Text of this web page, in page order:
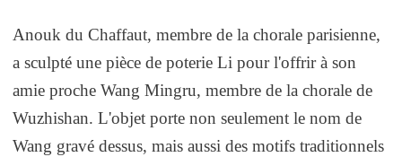
Anouk du Chaffaut, membre de la chorale parisienne,
a sculpté une pièce de poterie Li pour l'offrir à son
amie proche Wang Mingru, membre de la chorale de
Wuzhishan. L'objet porte non seulement le nom de
Wang gravé dessus, mais aussi des motifs traditionnels